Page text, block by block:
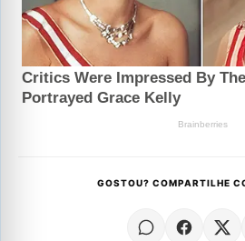
GOSTOU? COMPARTILHE